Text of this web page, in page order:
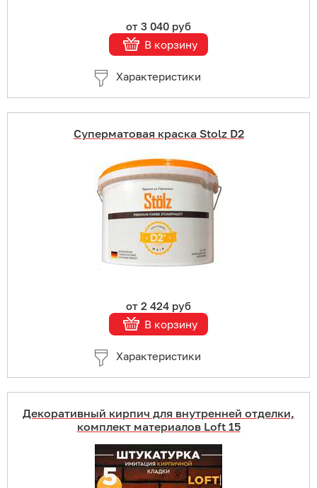
от 3 040 руб
В корзину
Характеристики
Суперматовая краска Stolz D2
от 2 424 руб
В корзину
Характеристики
В корзину
Подробнее
Декоративный кирпич для внутренней отделки,
комплект материалов Loft 15
Купить в 1 клик
В корзину